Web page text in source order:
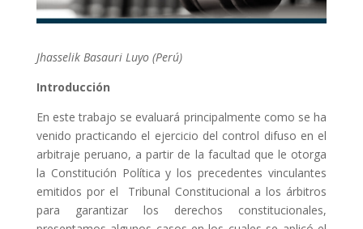
Jhasselik Basauri Luyo (Perú)
Introducción
En este trabajo se evaluará principalmente como se ha
venido practicando el ejercicio del control difuso en el
arbitraje peruano, a partir de la facultad que le otorga
la Constitución Política y los precedentes vinculantes
emitidos por el Tribunal Constitucional a los árbitros
para garantizar los derechos constitucionales,